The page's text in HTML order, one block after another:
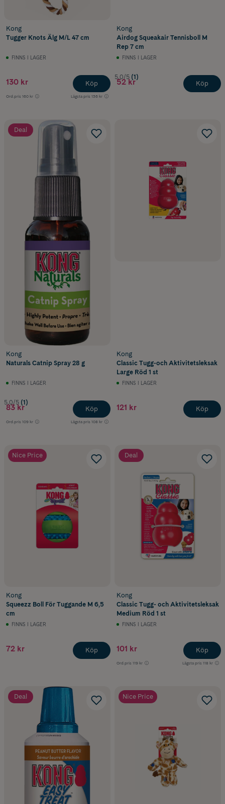
Kong
Tugger Knots Älg M/L 47 cm
FINNS I LAGER
130 kr
Ord.pris 160 kr Lägsta pris 136 kr
Köp
Kong
Airdog Squeakair Tennisboll M
Rep 7 cm
FINNS I LAGER
5.0/5 (1)
52 kr Köp
Deal
Kong
Naturals Catnip Spray 28 g
FINNS I LAGER
5.0/5 (1)
83 kr
Ord.pris 109 kr Lägsta pris 108 kr
Köp
Kong
Classic Tugg-och Aktivitetsleksak
Large Röd 1 st
FINNS I LAGER
121 kr Köp
Nice Price
Kong
Squeezz Boll För Tuggande M 6,5
cm
FINNS I LAGER
72 kr Köp
Deal
Kong
Classic Tugg- och Aktivitetsleksak
Medium Röd 1 st
FINNS I LAGER
101 kr
Ord.pris 119 kr Lägsta pris 118 kr
Köp
Deal Nice Price